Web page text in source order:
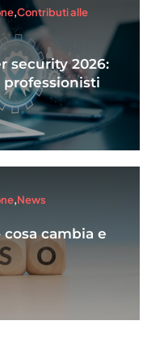
,Contributi alle
security 2026:
,News
cosa cambia e